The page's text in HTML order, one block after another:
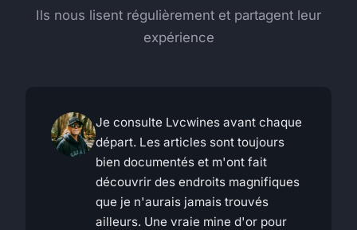
Ils nous lisent régulièrement et partagent leur
expérience
Je consulte Lvcwines avant chaque
départ. Les articles sont toujours
bien documentés et m'ont fait
découvrir des endroits magnifiques
que je n'aurais jamais trouvés
ailleurs. Une vraie mine d'or pour